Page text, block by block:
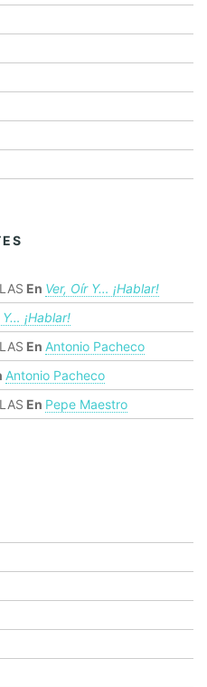
En Ver, Oír Y… ¡hablar!
Y… ¡hablar!
En Antonio Pacheco
Antonio Pacheco
En Pepe Maestro